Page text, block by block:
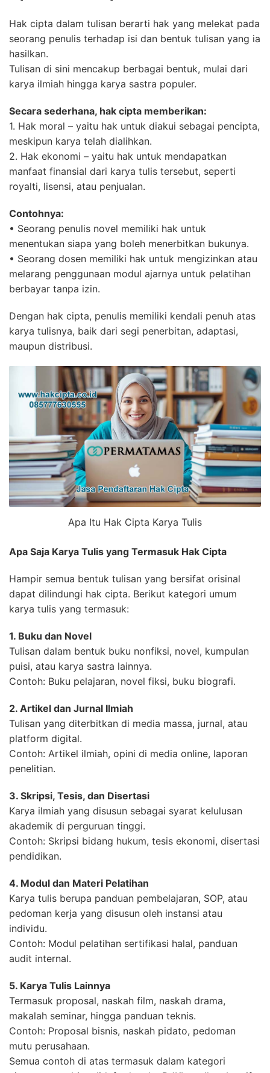
Hak cipta dalam tulisan berarti hak yang melekat pada
seorang penulis terhadap isi dan bentuk tulisan yang ia
hasilkan.
Tulisan di sini mencakup berbagai bentuk, mulai dari
karya ilmiah hingga karya sastra populer.
Secara sederhana, hak cipta memberikan:
1. Hak moral – yaitu hak untuk diakui sebagai pencipta,
meskipun karya telah dialihkan.
2. Hak ekonomi – yaitu hak untuk mendapatkan
manfaat finansial dari karya tulis tersebut, seperti
royalti, lisensi, atau penjualan.
Contohnya:
• Seorang penulis novel memiliki hak untuk
menentukan siapa yang boleh menerbitkan bukunya.
• Seorang dosen memiliki hak untuk mengizinkan atau
melarang penggunaan modul ajarnya untuk pelatihan
berbayar tanpa izin.
Dengan hak cipta, penulis memiliki kendali penuh atas
karya tulisnya, baik dari segi penerbitan, adaptasi,
maupun distribusi.
Apa Itu Hak Cipta Karya Tulis
Apa Saja Karya Tulis yang Termasuk Hak Cipta
Hampir semua bentuk tulisan yang bersifat orisinal
dapat dilindungi hak cipta. Berikut kategori umum
karya tulis yang termasuk:
1. Buku dan Novel
Tulisan dalam bentuk buku nonfiksi, novel, kumpulan
puisi, atau karya sastra lainnya.
Contoh: Buku pelajaran, novel fiksi, buku biografi.
2. Artikel dan Jurnal Ilmiah
Tulisan yang diterbitkan di media massa, jurnal, atau
platform digital.
Contoh: Artikel ilmiah, opini di media online, laporan
penelitian.
3. Skripsi, Tesis, dan Disertasi
Karya ilmiah yang disusun sebagai syarat kelulusan
akademik di perguruan tinggi.
Contoh: Skripsi bidang hukum, tesis ekonomi, disertasi
pendidikan.
4. Modul dan Materi Pelatihan
Karya tulis berupa panduan pembelajaran, SOP, atau
pedoman kerja yang disusun oleh instansi atau
individu.
Contoh: Modul pelatihan sertifikasi halal, panduan
audit internal.
5. Karya Tulis Lainnya
Termasuk proposal, naskah film, naskah drama,
makalah seminar, hingga panduan teknis.
Contoh: Proposal bisnis, naskah pidato, pedoman
mutu perusahaan.
Semua contoh di atas termasuk dalam kategori